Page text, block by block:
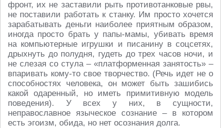
фронт, их не заставили рыть противотанковые рвы,
не поставили работать к станку. Им просто хочется
зарабатывать деньги наиболее приятным образом,
иногда просто брать у папы-мамы, убивать время
на компьютерные игрушки и писанину в соцсетях,
дрыхнуть до полудня, гудеть до трех часов ночи, и
не слезая со стула – «платформенная занятость» –
впаривать кому-то свое творчество. (Речь идет не о
способностях человека, он может быть зашибись
какой одаренный, но иметь примитивную модель
поведения). У всех у них, в сущности,
неправославное языческое сознание – в котором
есть эгоизм, обида, но нет осознания долга.